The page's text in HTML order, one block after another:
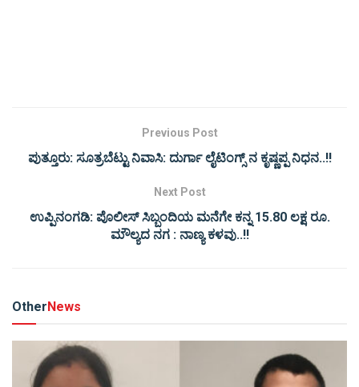
Previous Post
ಪುತ್ತೂರು: ಸೂತ್ರಬೆಟ್ಟು ನಿವಾಸಿ: ದುರ್ಗಾ ಲೈಟಿಂಗ್ಸ್ ನ ಕೃಷ್ಣಪ್ಪ ನಿಧನ..!!
Next Post
ಉಪ್ಪಿನಂಗಡಿ: ಪೊಲೀಸ್ ಸಿಬ್ಬಂದಿಯ ಮನೆಗೇ ಕನ್ನ 15.80 ಲಕ್ಷ ರೂ.
ಮೌಲ್ಯದ ನಗ : ನಾಣ್ಯ ಕಳವು..!!
Other News